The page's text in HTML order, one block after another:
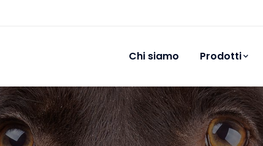
Chi siamo Prodotti